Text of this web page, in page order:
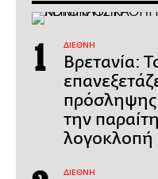
ΔΙΕΘΝΗ
Βρετανία:
την
λογοκλοπή
ΔΙΕΘΝΗ